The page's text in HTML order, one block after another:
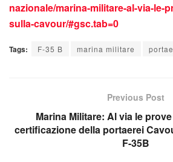
nazionale/marina-militare-al-via-le-
sulla-cavour/#gsc.tab=0
Tags: F-35 B marina militare
Previous Post
Marina Militare: Al via le
certificazione della portaerei
F-35B